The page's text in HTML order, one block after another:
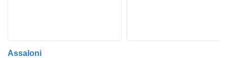
Assaloni